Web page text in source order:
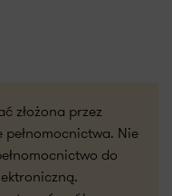
złożona przez
Nie
do